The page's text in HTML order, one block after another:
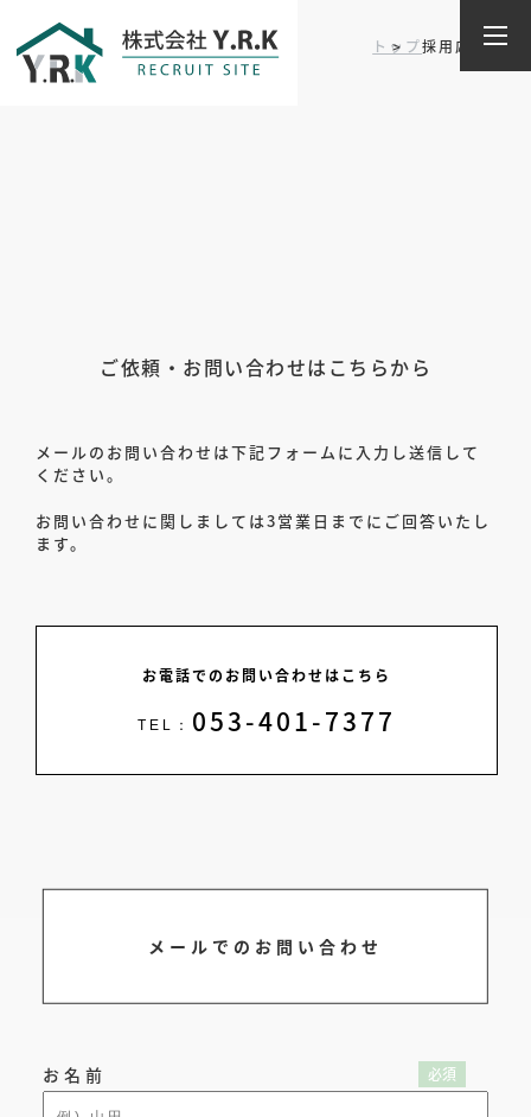
採用応募 トップ採用応募
ご依頼・お問い合わせはこちらから
メールのお問い合わせは下記フォームに入力し送信して
ください。
お問い合わせに関しましては3営業日までにご回答いたし
ます。
お電話でのお問い合わせはこちら
TEL： 053-401-7377
メールでのお問い合わせ
お名前